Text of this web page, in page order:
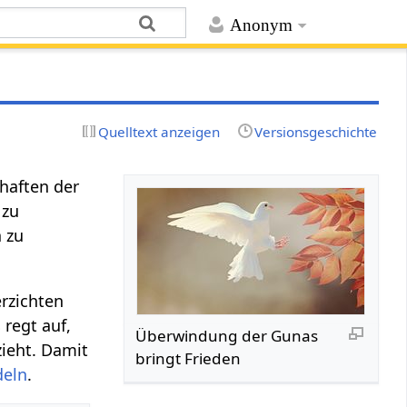
Anonym
Quelltext anzeigen Versionsgeschichte
Überwindung der Gunas
bringt Frieden
der
zu
regt auf,
Damit
.